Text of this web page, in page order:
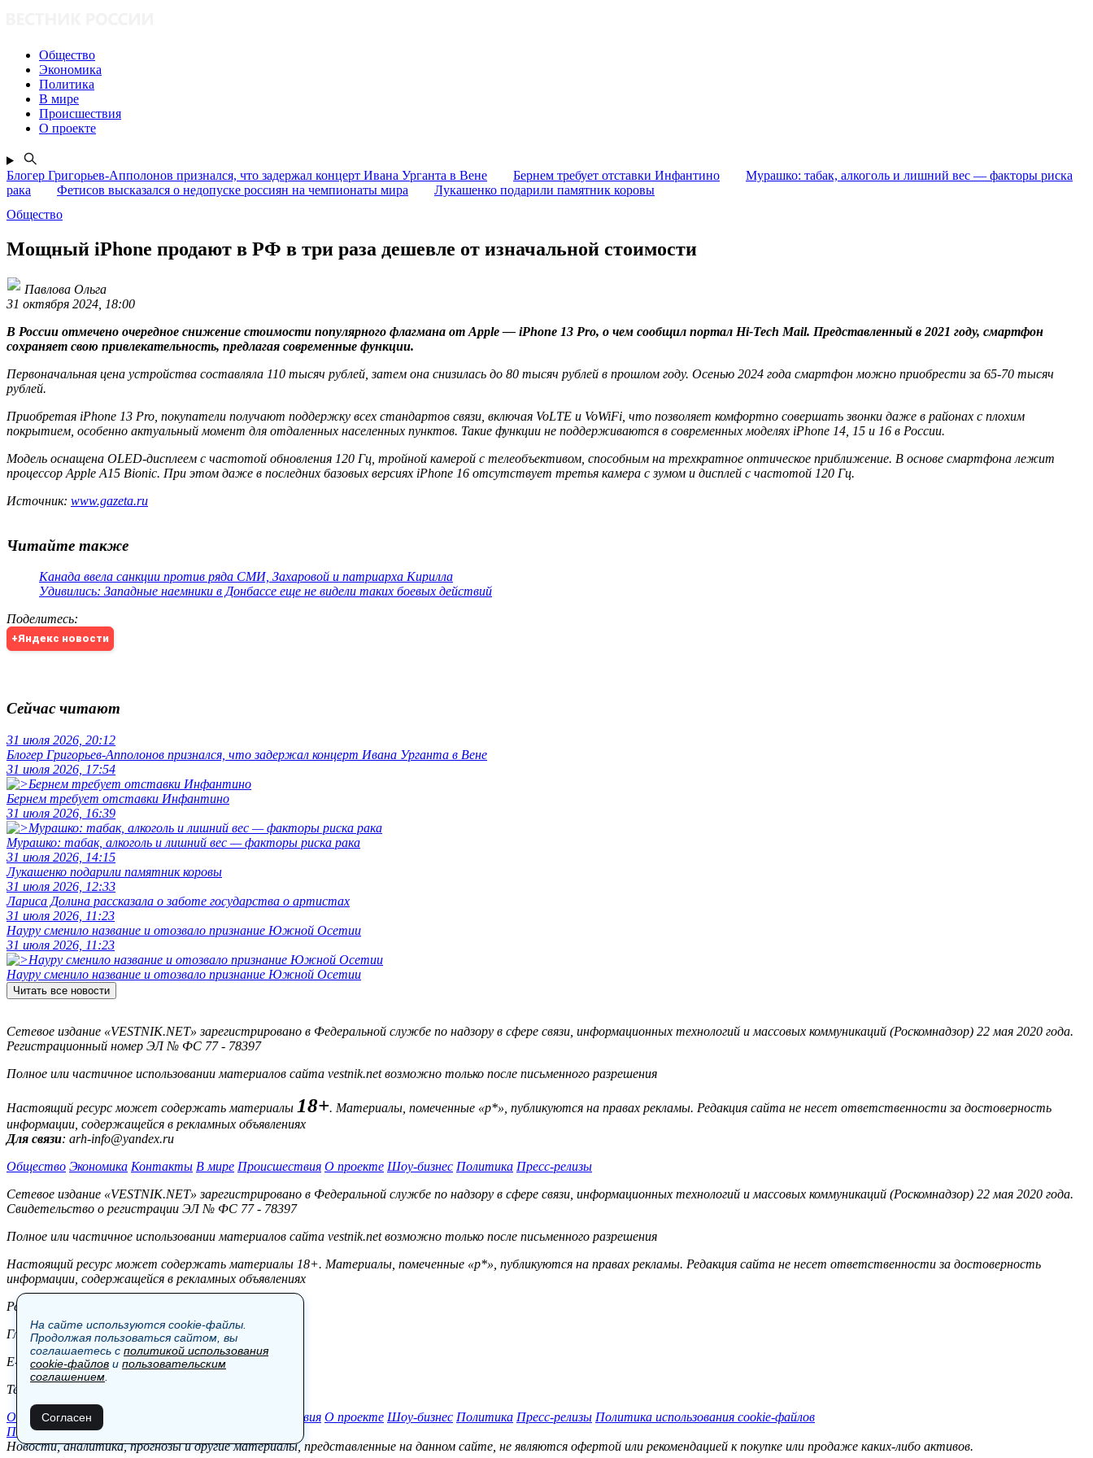
Общество
Экономика
Политика
В мире
Происшествия
О проекте
Блогер Григорьев-Апполонов признался, что задержал концерт Ивана Урганта в Вене Бернем требует отставки Инфантино
Мурашко: табак, алкоголь и лишний вес — факторы риска
рака
Фетисов высказался о недопуске россиян на чемпионаты мира
Лукашенко подарили памятник коровы
Общество
Мощный iPhone продают в РФ в три раза дешевле от изначальной стоимости
Павлова Ольга
31 октября 2024, 18:00
В России отмечено очередное снижение стоимости популярного флагмана от Apple — iPhone 13 Pro, о чем сообщил портал Hi-Tech Mail. Представленный в 2021 году, смартфон
сохраняет свою привлекательность, предлагая современные функции.
Первоначальная цена устройства составляла 110 тысяч рублей, затем она снизилась до 80 тысяч рублей в прошлом году. Осенью 2024 года смартфон можно приобрести за 65-70 тысяч
рублей.
Приобретая iPhone 13 Pro, покупатели получают поддержку всех стандартов связи, включая VoLTE и VoWiFi, что позволяет комфортно совершать звонки даже в районах с плохим
покрытием, особенно актуальный момент для отдаленных населенных пунктов. Такие функции не поддерживаются в современных моделях iPhone 14, 15 и 16 в России.
Модель оснащена OLED-дисплеем с частотой обновления 120 Гц, тройной камерой с телеобъективом, способным на трехкратное оптическое приближение. В основе смартфона лежит
процессор Apple A15 Bionic. При этом даже в последних базовых версиях iPhone 16 отсутствует третья камера с зумом и дисплей с частотой 120 Гц.
Источник: www.gazeta.ru
Читайте также
Канада ввела санкции против ряда СМИ, Захаровой и патриарха Кирилла
Удивились: Западные наемники в Донбассе еще не видели таких боевых действий
Поделитесь:
+Яндекс новости
Сейчас читают
31 июля 2026, 20:12
Блогер Григорьев-Апполонов признался, что задержал концерт Ивана Урганта в Вене
31 июля 2026, 17:54
Бернем требует отставки Инфантино
31 июля 2026, 16:39
Мурашко: табак, алкоголь и лишний вес — факторы риска рака
31 июля 2026, 14:15
Лукашенко подарили памятник коровы
31 июля 2026, 12:33
Лариса Долина рассказала о заботе государства о артистах
31 июля 2026, 11:23
Науру сменило название и отозвало признание Южной Осетии
31 июля 2026, 11:23
Науру сменило название и отозвало признание Южной Осетии
Читать все новости
Сетевое издание «VESTNIK.NET» зарегистрировано в Федеральной службе по надзору в сфере связи, информационных технологий и массовых коммуникаций (Роскомнадзор) 22 мая 2020 года.
Регистрационный номер ЭЛ № ФС 77 - 78397
Полное или частичное использовании материалов сайта vestnik.net возможно только после письменного разрешения
Настоящий ресурс может содержать материалы 18+. Материалы, помеченные «р*», публикуются на правах рекламы. Редакция сайта не несет ответственности за достоверность
информации, содержащейся в рекламных объявлениях
Для связи: arh-info@yandex.ru
Общество Экономика Контакты В мире Происшествия О проекте Шоу-бизнес Политика Пресс-релизы
Сетевое издание «VESTNIK.NET» зарегистрировано в Федеральной службе по надзору в сфере связи, информационных технологий и массовых коммуникаций (Роскомнадзор) 22 мая 2020 года.
Свидетельство о регистрации ЭЛ № ФС 77 - 78397
Полное или частичное использовании материалов сайта vestnik.net возможно только после письменного разрешения
Настоящий ресурс может содержать материалы 18+. Материалы, помеченные «р*», публикуются на правах рекламы. Редакция сайта не несет ответственности за достоверность
информации, содержащейся в рекламных объявлениях
Редакция:
Главный редактор: Боровов М.С.
E-mail: site@vestnik.net, reb.msk@yandex.ru
Тел.: +7 (921) 720-00-97
Общество Экономика Происшествия О проекте Шоу-бизнес Политика Пресс-релизы Политика использования cookie-файлов
Пользовательское соглашение
Новости, аналитика, прогнозы и другие материалы, представленные на данном сайте, не являются офертой или рекомендацией к покупке или продаже каких-либо активов.
На сайте используются cookie-файлы.
Продолжая пользоваться сайтом, вы
соглашаетесь с политикой использования
cookie-файлов и пользовательским
соглашением
Согласен